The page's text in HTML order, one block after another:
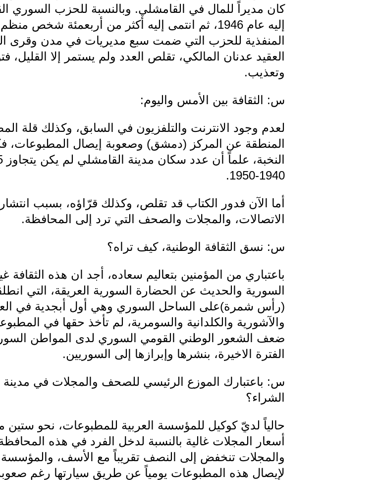
كان مديراً للمال في القامشلي. وبالنسبة للحزب السوري
إليه عام 1946، ثم انتمى إليه أكثر من أربعمئة
المنفذية للحزب التي ضمت سبع مديريات في مدن وقرى
العقيد عدنان المالكي، تقلص العدد ولم يستمر إلا
وتعذيب.
س: الثقافة بين الأمس واليوم:
لعدم وجود الانترنت والتلفزيون في السابق، وكذلك قلة
المنطقة عن المركز (دمشق) وصعوبة إيصال المطبوعات،
1940-1950.
أما الآن فدور الكتاب قد تقلص، وكذلك قرّاؤه، بسبب
الاتصالات، والمجلات والصحف التي ترد إلى المحافظة.
س: نسق الثقافة الوطنية، كيف تراه؟
باعتباري من المؤمنين بتعاليم سعاده، أجد ان هذه الثقافة
السورية والحديث عن الحضارة السورية العريقة، التي
(رأس شمرة)على الساحل السوري وهي أول أبجدية في
والآشورية والكلدانية والسومرية، لم تأخذ حقها في
ضعف الشعور الوطني القومي السوري لدى المواطن
الفترة الاخيرة، بنشرها وإبرازها إلى السوريين.
س: باعتبارك الموزع الرئيسي للصحف والمجلات في
الشراء؟
حالياً لديّ كوكيل للمؤسسة العربية للمطبوعات، نحو ستين
أسعار المجلات غالية بالنسبة لدخل الفرد في هذه
والمجلات تنخفض إلى النصف تقريباً مع الأسف، والمؤسسة
لإيصال هذه المطبوعات يومياً عن طريق سيارتها رغم